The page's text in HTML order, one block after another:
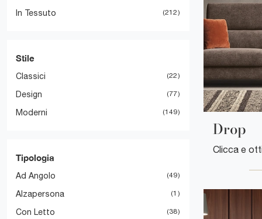
In Tessuto 212
Stile
Classici 22
Design 77
Moderni 149
Tipologia
Ad Angolo 49
Alzapersona 1
Con Letto 38
Drop